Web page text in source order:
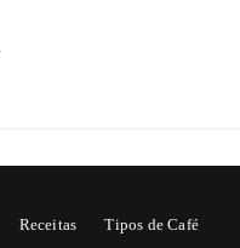
Receitas Tipos de Café